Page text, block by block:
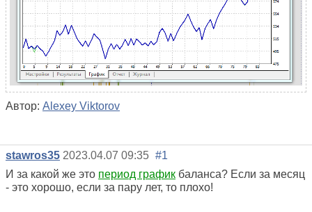
Автор: Alexey Viktorov
stawros35 2023.04.07 09:35 #1
И за какой же это период график баланса? Если за месяц
- это хорошо, если за пару лет, то плохо!